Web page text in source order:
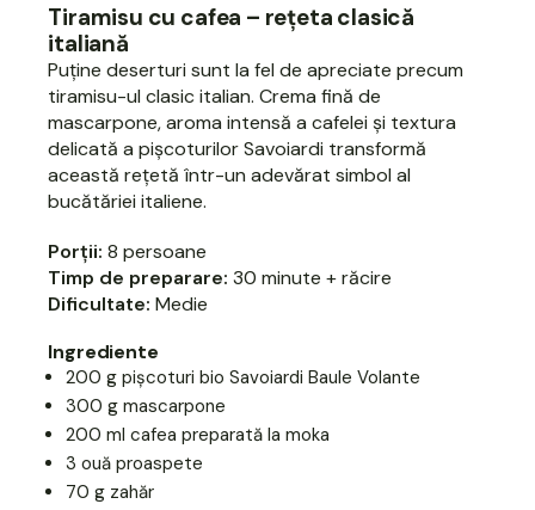
Tiramisu cu cafea – rețeta clasică
italiană
Puține deserturi sunt la fel de apreciate precum
tiramisu-ul clasic italian. Crema fină de
mascarpone, aroma intensă a cafelei și textura
delicată a pișcoturilor Savoiardi transformă
această rețetă într-un adevărat simbol al
bucătăriei italiene.
Porții: 8 persoane
Timp de preparare: 30 minute + răcire
Dificultate: Medie
Ingrediente
200 g pișcoturi bio Savoiardi Baule Volante
300 g mascarpone
200 ml cafea preparată la moka
3 ouă proaspete
70 g zahăr